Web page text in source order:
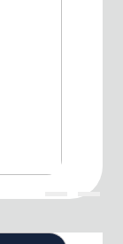
{title}
{title}